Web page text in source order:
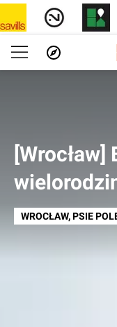
[Wrocław]
WROCŁAW, PSIE